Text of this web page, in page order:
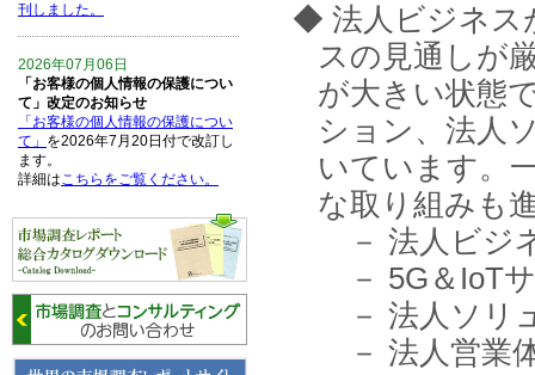
◆ 法人ビジネス
スの見通しが
が大きい状態
ション、法人
いています。
な取り組みも
－ 法人ビジ
－ 5G＆IoT
－ 法人ソリ
－ 法人営業
刊しました。
2026年07月06日
「お客様の個人情報の保護につい
て」改定のお知らせ
「お客様の個人情報の保護につい
て」 を2026年7月20日付で改訂し
ます。
詳細はこちらをご覧ください。
2026年06月15日
6月15日、「中国の医療保険医薬
品リスト 」を発刊しました。
2026年06月01日
6月1日、「2026-27年版 5G SA、
6GにおけるIoT／サービス市場の